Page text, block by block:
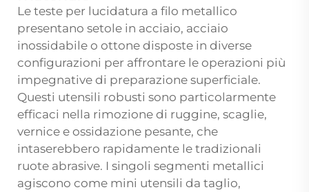
Le teste per lucidatura a filo metallico
presentano setole in acciaio, acciaio
inossidabile o ottone disposte in diverse
configurazioni per affrontare le operazioni più
impegnative di preparazione superficiale.
Questi utensili robusti sono particolarmente
efficaci nella rimozione di ruggine, scaglie,
vernice e ossidazione pesante, che
intaserebbero rapidamente le tradizionali
ruote abrasive. I singoli segmenti metallici
agiscono come mini utensili da taglio,